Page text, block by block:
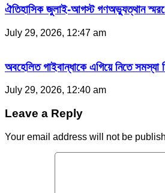
ঐতিহাসিক জুলাই-আগস্ট গণঅভ্যুত্থান
July 29, 2026, 12:47 am
অবহেলিত গাইবান্ধাকে এগিয়ে নিতে
July 29, 2026, 12:40 am
Leave a Reply
Your email address will not be